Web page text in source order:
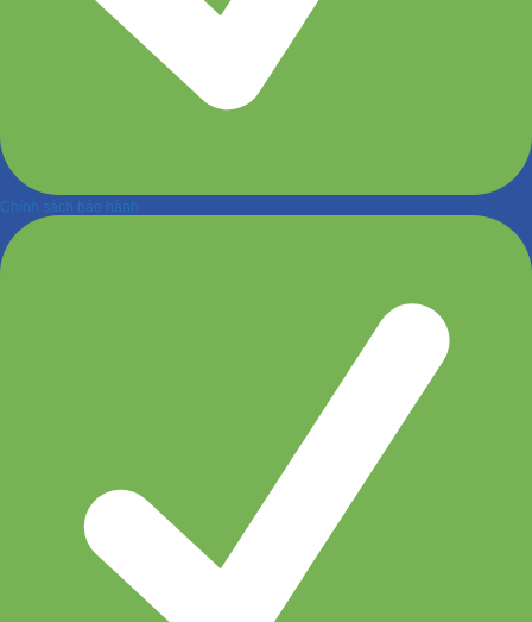
Chính sách bảo hành